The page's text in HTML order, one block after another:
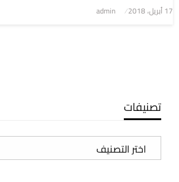
نُشر
17 أبريل، 2018 admin
تصنيفات
تصنيفات